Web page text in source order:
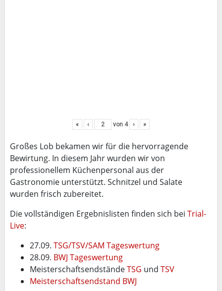
« ‹ von 4 › »
Großes Lob bekamen wir für die hervorragende
Bewirtung. In diesem Jahr wurden wir von
professionellem Küchenpersonal aus der
Gastronomie unterstützt. Schnitzel und Salate
wurden frisch zubereitet.
Die vollständigen Ergebnislisten finden sich bei Trial-
Live:
27.09. TSG/TSV/SAM Tageswertung
28.09. BWJ Tageswertung
MeisterschaftsendständeTSG und TSV
Meisterschaftsendstand BWJ